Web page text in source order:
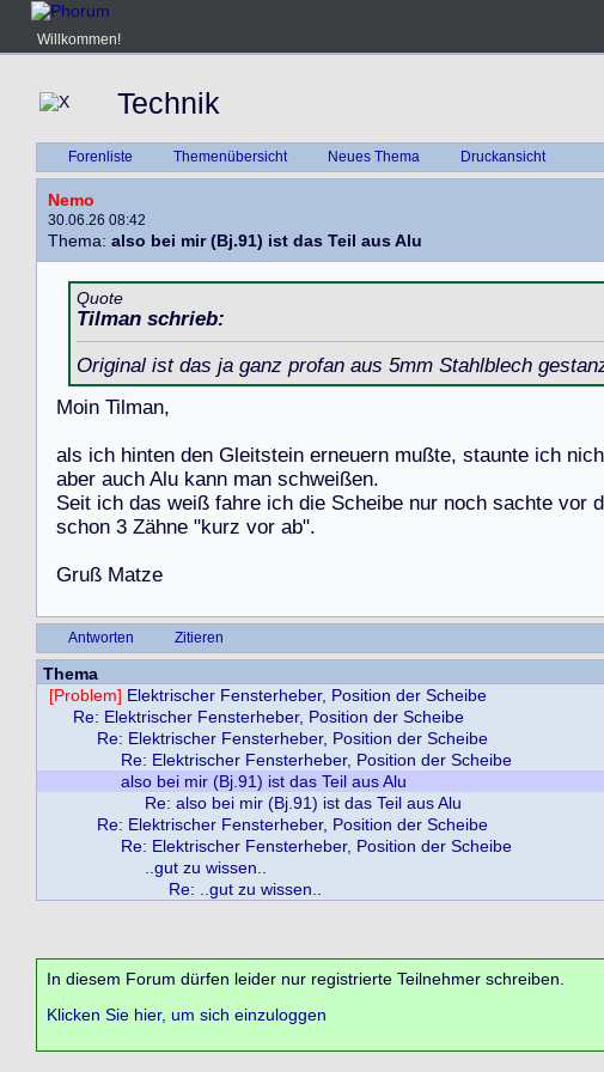
Willkommen!
Technik
Forenliste Themenübersicht Neues Thema Druckansicht
Nemo
30.06.26 08:42
Thema: also bei mir (Bj.91) ist das Teil aus Alu
Quote
Tilman schrieb:
Original ist das ja ganz profan aus 5mm Stahlblech
Moin Tilman,
als ich hinten den Gleitstein erneuern mußte, staunte ich nich
aber auch Alu kann man schweißen.
Seit ich das weiß fahre ich die Scheibe nur noch sachte vor d
schon 3 Zähne "kurz vor ab".
Gruß Matze
Antworten Zitieren
Thema
[Problem] Elektrischer Fensterheber, Position der Scheibe
Re: Elektrischer Fensterheber, Position der Scheibe
Re: Elektrischer Fensterheber, Position der Scheibe
Re: Elektrischer Fensterheber, Position der Scheibe
also bei mir (Bj.91) ist das Teil aus Alu
Re: also bei mir (Bj.91) ist das Teil aus Alu
Re: Elektrischer Fensterheber, Position der Scheibe
Re: Elektrischer Fensterheber, Position der Scheibe
..gut zu wissen..
Re: ..gut zu wissen..
In diesem Forum dürfen leider nur registrierte Teilnehmer schreiben.
Klicken Sie hier, um sich einzuloggen